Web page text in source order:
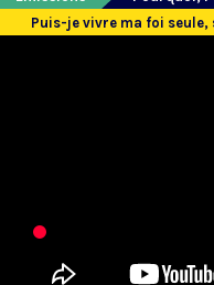
Puis-je vivre ma foi